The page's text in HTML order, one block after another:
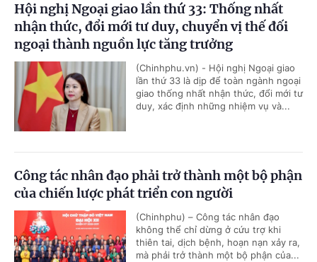
Hội nghị Ngoại giao lần thứ 33: Thống nhất
nhận thức, đổi mới tư duy, chuyển vị thế đối
ngoại thành nguồn lực tăng trưởng
(Chinhphu.vn) - Hội nghị Ngoại giao
lần thứ 33 là dịp để toàn ngành ngoại
giao thống nhất nhận thức, đổi mới tư
duy, xác định những nhiệm vụ và...
Công tác nhân đạo phải trở thành một bộ phận
của chiến lược phát triển con người
(Chinhphu) – Công tác nhân đạo
không thể chỉ dừng ở cứu trợ khi
thiên tai, dịch bệnh, hoạn nạn xảy ra,
mà phải trở thành một bộ phận của...